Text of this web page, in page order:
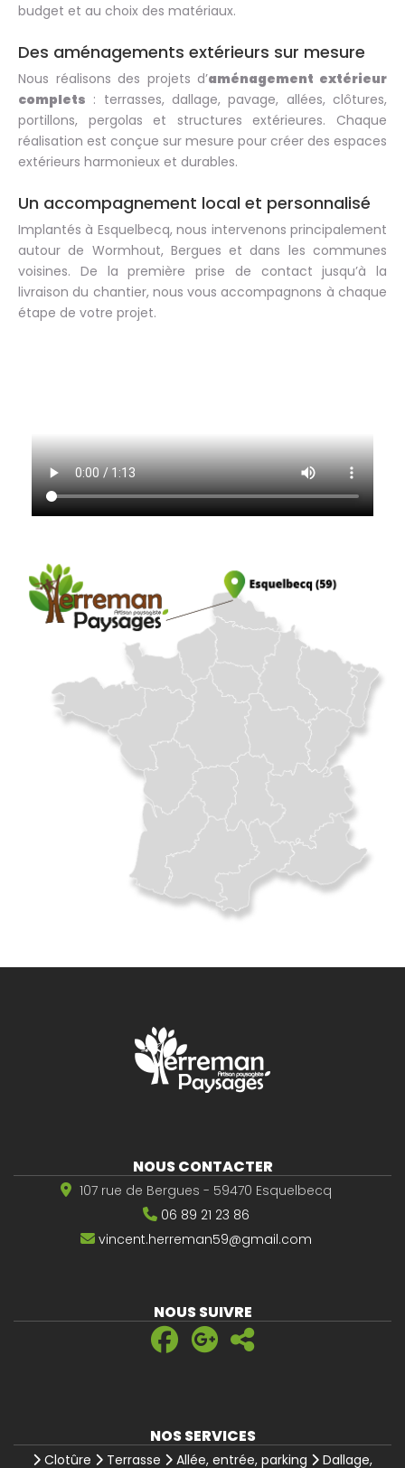
budget et au choix des matériaux.
Des aménagements extérieurs sur mesure
Nous réalisons des projets d’aménagement extérieur
complets : terrasses, dallage, pavage, allées, clôtures,
portillons, pergolas et structures extérieures. Chaque
réalisation est conçue sur mesure pour créer des espaces
extérieurs harmonieux et durables.
Un accompagnement local et personnalisé
Implantés à Esquelbecq, nous intervenons principalement
autour de Wormhout, Bergues et dans les communes
voisines. De la première prise de contact jusqu’à la
livraison du chantier, nous vous accompagnons à chaque
étape de votre projet.
NOUS CONTACTER
107 rue de Bergues - 59470 Esquelbecq
06 89 21 23 86
vincent.herreman59@gmail.com
NOUS SUIVRE
NOS SERVICES
Clotûre Terrasse Allée, entrée, parking Dallage,